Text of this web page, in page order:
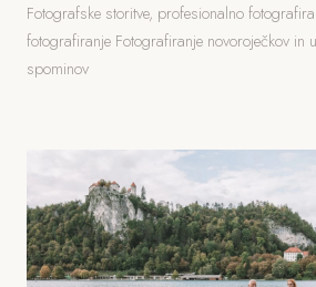
Fotografske storitve, profesionalno
fotografiranje Fotografiranje novoroječkov in
spominov